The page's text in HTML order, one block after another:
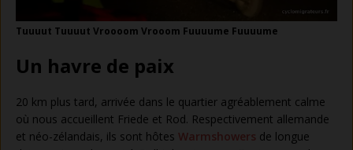
Tuuuut Tuuuut Vroooom Vrooom Fuuuume Fuuuume
Un havre de paix
20 km plus tard, arrivée dans le quartier agréablement calme
où nous accueillent Friede et Rod. Respectivement allemande
et néo-zélandais, ils sont hôtes Warmshowers de longue